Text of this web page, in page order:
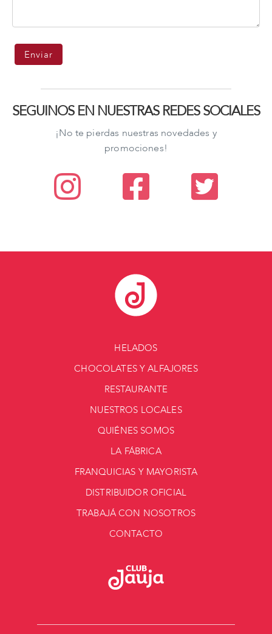
SEGUINOS EN NUESTRAS REDES SOCIALES
¡No te pierdas nuestras novedades y
promociones!
HELADOS
CHOCOLATES Y ALFAJORES
RESTAURANTE
NUESTROS LOCALES
QUIÉNES SOMOS
LA FÁBRICA
FRANQUICIAS Y MAYORISTA
DISTRIBUIDOR OFICIAL
TRABAJÁ CON NOSOTROS
CONTACTO